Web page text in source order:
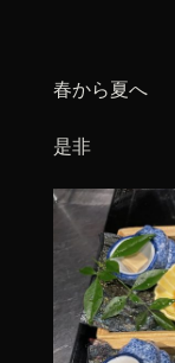
春から夏へ
是非